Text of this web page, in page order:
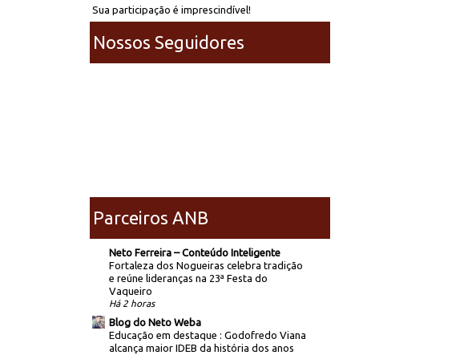
Sua participação é imprescindível!
Nossos Seguidores
Parceiros ANB
Neto Ferreira – Conteúdo Inteligente
Fortaleza dos Nogueiras celebra tradição
e reúne lideranças na 23ª Festa do
Vaqueiro
Há 2 horas
Blog do Neto Weba
Educação em destaque : Godofredo Viana
alcança maior IDEB da história dos anos